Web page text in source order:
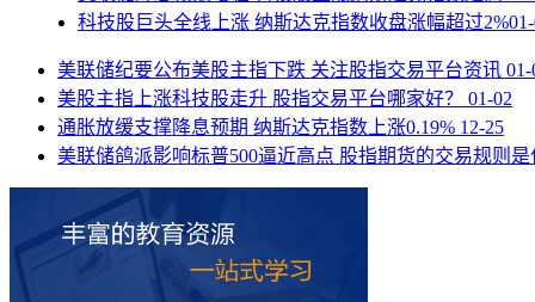
科技股巨头全线上涨 纳斯达克指数收盘涨幅超过2%
美联储纪要公布美股主指下跌 关注股指交易平台资讯 01-
美股主指上涨科技股走升 股指交易平台哪家好？
01-02
通胀放缓支撑降息预期 纳斯达克指数上涨0.19% 12-25
美联储鸽派影响标普500逼近高点 股指期货的交易规则是